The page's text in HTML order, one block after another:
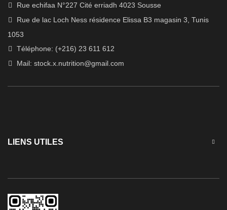
Rue echifaa N°227 Cité erriadh 4023 Sousse
Rue de lac Loch Ness résidence Elissa B3 magasin 3, Tunis
1053
Téléphone: (+216) 23 611 612
Mail: stock.x.nutrition@gmail.com
LIENS UTILES